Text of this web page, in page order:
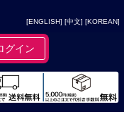
[ENGLISH] [中文] [KOREAN]
グイン